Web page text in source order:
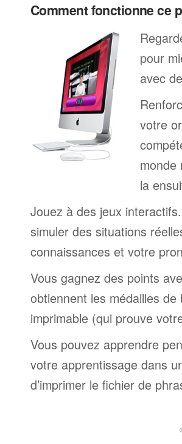
Comment fonctionne ce
pour
avec
votre
monde
la
Jouez à des jeux
simuler des situations
connaissances et votre
Vous gagnez des points
obtiennent les médailles de
imprimable (qui prouve
Vous pouvez apprendre
votre apprentissage dans
d’imprimer le fichier de